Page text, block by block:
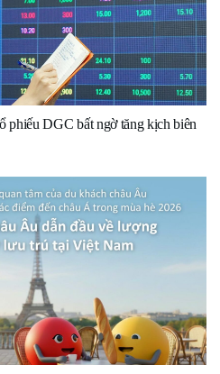
phiếu DGC bất ngờ tăng kịch biên